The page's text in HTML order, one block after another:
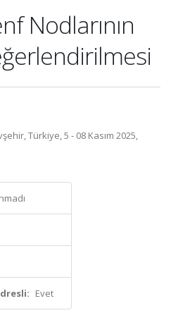
Nodlarının
Türkiye, 5 - 08 Kasım 2025,
Evet